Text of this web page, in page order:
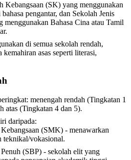
Kebangsaan (SK) yang menggunakan
pengantar, dan Sekolah Jenis
menggunakan Bahasa Cina atau Tamil
di semua sekolah rendah,
kemahiran asas seperti literasi,
menengah rendah (Tingkatan 1
atas (Tingkatan 4 dan 5).
daripada:
(SMK) - menawarkan
teknikal/vokasional.
(SBP) - sekolah elit yang